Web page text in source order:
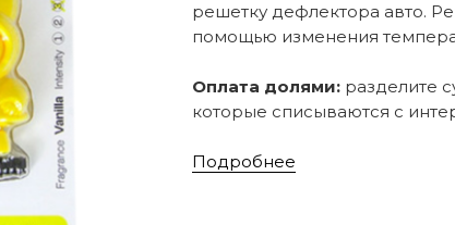
решетку дефлектора авто.
помощью изменения
Оплата долями: разделите
которые списываются с
Подробнее